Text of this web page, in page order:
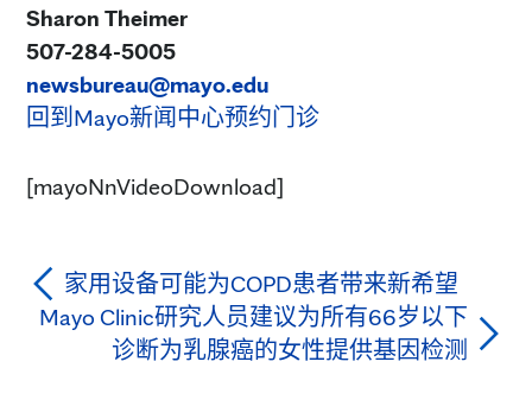
Sharon Theimer
507-284-5005
newsbureau@mayo.edu
回到Mayo新闻中心预约门诊
[mayoNnVideoDownload]
家用设备可能为COPD患者带来新希望
Mayo Clinic研究人员建议为所有66岁以下
诊断为乳腺癌的女性提供基因检测